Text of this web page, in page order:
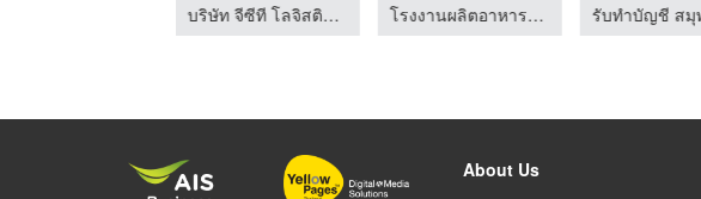
บริษัท จีซีที โลจิสติกส์ อินเตอร์เนชั่นแนล จำกัด
โรงงานผลิตอาหารเสริม OEM ปทุมธานี - ริชโกลด์ บิวตี้
About Us